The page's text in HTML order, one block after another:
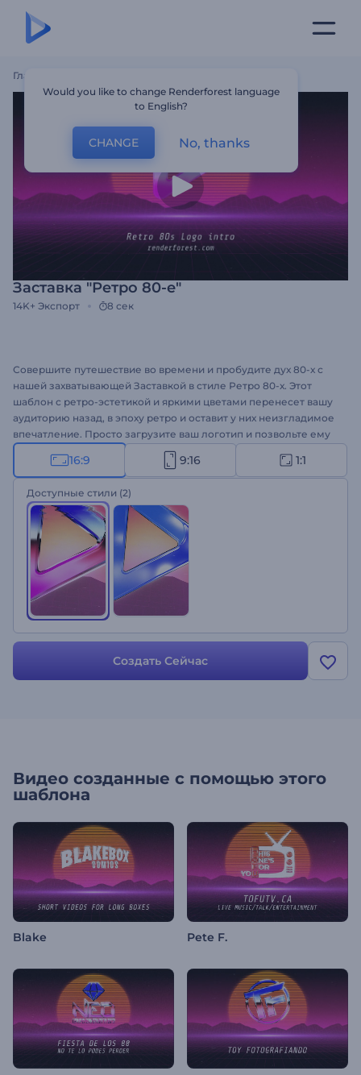
Главная
Заставка "Ретро 80-е"
14K+ Экспорт 8 сек
Совершите путешествие во времени и пробудите дух 80-х с
нашей захватывающей Заставкой в ​​стиле Ретро 80-х. Этот
шаблон с ретро-эстетикой и яркими цветами перенесет вашу
аудиторию назад, в эпоху ретро и оставит у них неизгладимое
впечатление. Просто загрузите ваш логотип и позвольте ему
ожить в завораживающем отображении ностальгических
визуальных эффектов. Идеально подходит для заставок ретро-
программ, продвижения каналов, представления игровых веб-
сайтов, ностальгических коммерческих видеороликов и
многих других проектов. Испытайте волшебство атмосферы
80-х прямо сейчас и сделайте свои проекты по-настоящему
незабываемыми.
16:9 9:16 1:1
Доступные стили (2)
Создать Сейчас
Видео созданные с помощью этого
шаблона
Blake Pete F.
Would you like to change Renderforest language
to English?
CHANGE No, thanks